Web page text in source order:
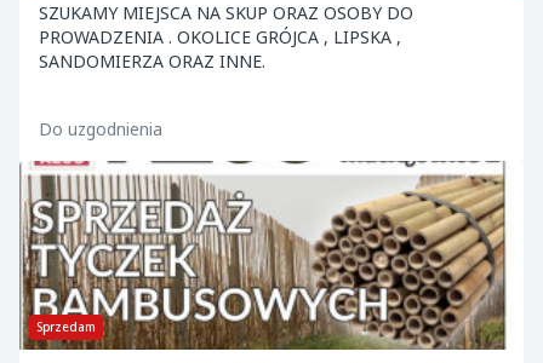
SZUKAMY MIEJSCA NA SKUP ORAZ OSOBY DO
PROWADZENIA . OKOLICE GRÓJCA , LIPSKA ,
SANDOMIERZA ORAZ INNE.
Do uzgodnienia
Sprzedam